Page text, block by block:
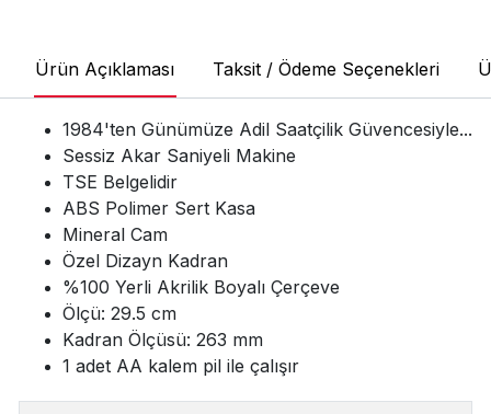
Ürün Açıklaması Taksit / Ödeme Seçenekleri
1984'ten Günümüze Adil Saatçilik Güvencesiyle...
Sessiz Akar Saniyeli Makine
TSE Belgelidir
ABS Polimer Sert Kasa
Mineral Cam
Özel Dizayn Kadran
%100 Yerli Akrilik Boyalı Çerçeve
Ölçü: 29.5 cm
Kadran Ölçüsü: 263 mm
1 adet AA kalem pil ile çalışır